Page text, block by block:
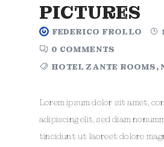
PICTURES
FEDERICO FROLLO
0 COMMENTS
HOTEL ZANTE ROOMS,
Lorem ipsum dolor sit amet,
adipiscing elit, sed diam
tincidunt ut laoreet dolore